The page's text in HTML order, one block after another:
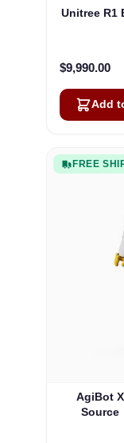
Unitree R1
$9,990.00
Add
FREE
AgiBot
Source